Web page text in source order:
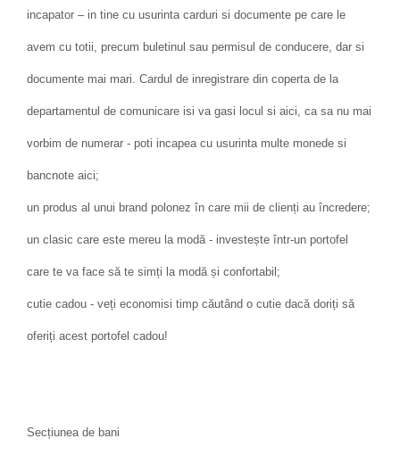
incapator – in tine cu usurinta carduri si documente pe care le
avem cu totii, precum buletinul sau permisul de conducere, dar si
documente mai mari. Cardul de inregistrare din coperta de la
departamentul de comunicare isi va gasi locul si aici, ca sa nu mai
vorbim de numerar - poti incapea cu usurinta multe monede si
bancnote aici;
un produs al unui brand polonez în care mii de clienți au încredere;
un clasic care este mereu la modă - investește într-un portofel
care te va face să te simți la modă și confortabil;
cutie cadou - veți economisi timp căutând o cutie dacă doriți să
oferiți acest portofel cadou!
Secțiunea de bani